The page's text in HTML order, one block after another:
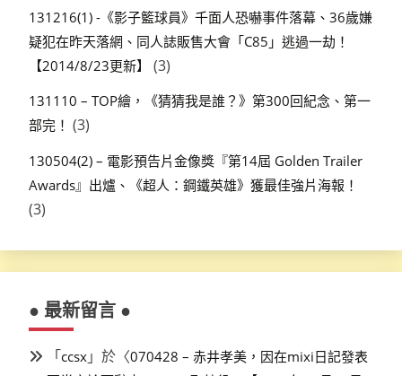
131216(1) -《影子籃球員》千面人恐嚇事件落幕、36歲嫌
疑犯在昨天落網、同人誌販售大會「C85」逃過一劫！
【2014/8/23更新】
(3)
131110 – TOP繪，《猜猜我是誰？》第300回紀念、第一
部完！ (3)
130504(2) – 電影預告片金像獎『第14屆 Golden Trailer
Awards』出爐、《超人：鋼鐵英雄》獲最佳強片海報！
(3)
● 最新留言 ●
「ccsx 」於〈070428 – 赤井孝美，因在mixi日記發表